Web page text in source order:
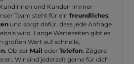
und Kunden immer
Team steht für ein freundliches,
und sorgt dafür, dass jede Anfrage
wird. Lange Wartezeiten gibt es
großen Wert auf schnelle,
. Ob per Mail oder Telefon: Zögere
Wir sind jederzeit gerne für dich